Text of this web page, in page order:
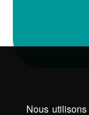
Nous